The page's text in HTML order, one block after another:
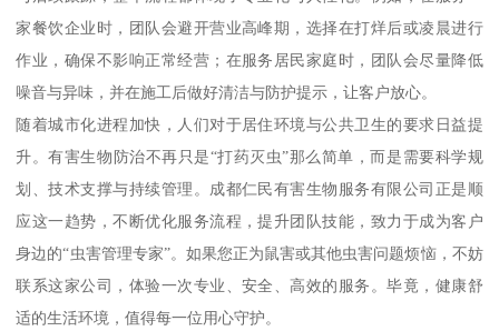
家餐饮企业时，团队会避开营业高峰期，选择在打烊后或凌晨进行
作业，确保不影响正常经营；在服务居民家庭时，团队会尽量降低
噪音与异味，并在施工后做好清洁与防护提示，让客户放心。
随着城市化进程加快，人们对于居住环境与公共卫生的要求日益提
升。有害生物防治不再只是“打药灭虫”那么简单，而是需要科学规
划、技术支撑与持续管理。成都仁民有害生物服务有限公司正是顺
应这一趋势，不断优化服务流程，提升团队技能，致力于成为客户
身边的“虫害管理专家”。如果您正为鼠害或其他虫害问题烦恼，不妨
联系这家公司，体验一次专业、安全、高效的服务。毕竟，健康舒
适的生活环境，值得每一位用心守护。